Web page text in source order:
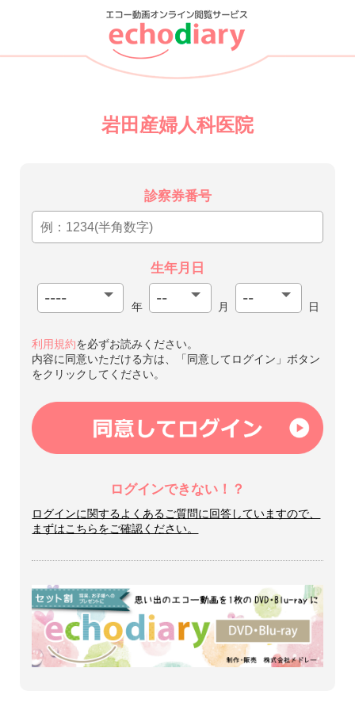
岩田産婦人科医院
診察券番号
生年月日
年 月 日
利用規約を必ずお読みください。
内容に同意いただける方は、「同意してログイン」ボタン
をクリックしてください。
ログインできない！？
ログインに関するよくあるご質問に回答していますので、
まずはこちらをご確認ください。